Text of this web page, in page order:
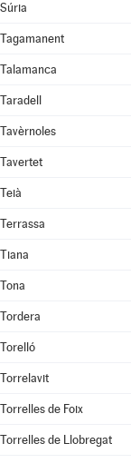
Súria
Tagamanent
Talamanca
Taradell
Tavèrnoles
Tavertet
Teià
Terrassa
Tiana
Tona
Tordera
Torelló
Torrelavit
Torrelles de Foix
Torrelles de Llobregat